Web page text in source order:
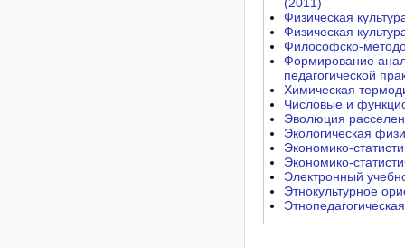
(2011)
Физическая
Физическая
Философско-
Формирование
педагогической
Химическая
Числовые и
Эволюция
Экологическая
Экономико-
Экономико-
Электронный
Этнокультурное